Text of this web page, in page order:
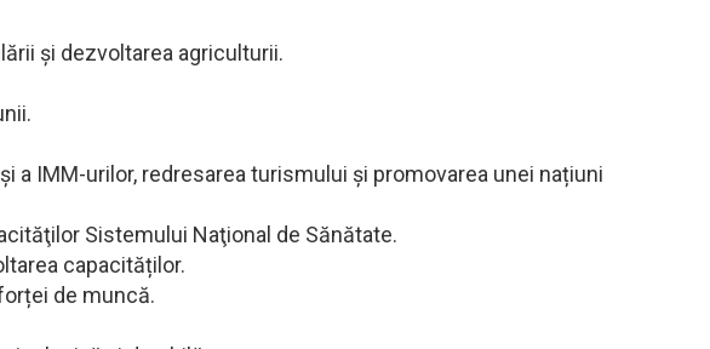
și dezvoltarea agriculturii.
a IMM-urilor, redresarea turismului și promovarea unei națiuni
Sistemului Naţional de Sănătate.
capacităților.
de muncă.